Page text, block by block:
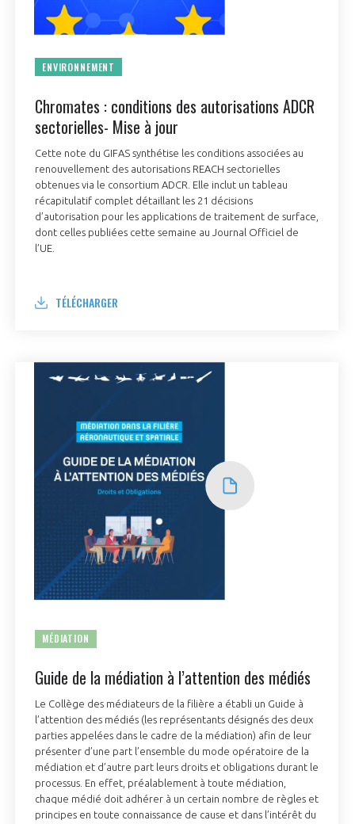
ENVIRONNEMENT
Chromates : conditions des autorisations ADCR
sectorielles- Mise à jour
Cette note du GIFAS synthétise les conditions associées au
renouvellement des autorisations REACH sectorielles
obtenues via le consortium ADCR. Elle inclut un tableau
récapitulatif complet détaillant les 21 décisions
d’autorisation pour les applications de traitement de surface,
dont celles publiées cette semaine au Journal Officiel de
l’UE.
TÉLÉCHARGER
MÉDIATION
Guide de la médiation à l’attention des médiés
Le Collège des médiateurs de la filière a établi un Guide à
l’attention des médiés (les représentants désignés des deux
parties appelées dans le cadre de la médiation) afin de leur
présenter d’une part l’ensemble du mode opératoire de la
médiation et d’autre part leurs droits et obligations durant le
processus. En effet, préalablement à toute médiation,
chaque médié doit adhérer à un certain nombre de règles et
principes en toute connaissance de cause et dans l’intérêt du